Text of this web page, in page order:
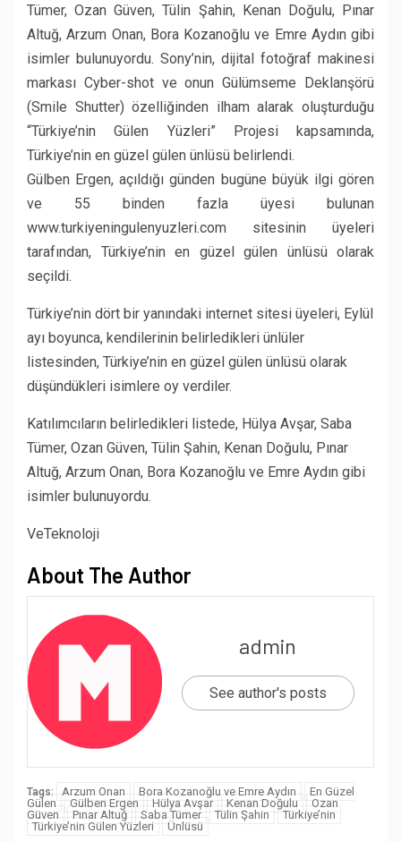
Tümer, Ozan Güven, Tülin Şahin, Kenan Doğulu, Pınar
Altuğ, Arzum Onan, Bora Kozanoğlu ve Emre Aydın gibi
isimler bulunuyordu. Sony’nin, dijital fotoğraf makinesi
markası Cyber-shot ve onun Gülümseme Deklanşörü
(Smile Shutter) özelliğinden ilham alarak oluşturduğu
“Türkiye’nin Gülen Yüzleri” Projesi kapsamında,
Türkiye’nin en güzel gülen ünlüsü belirlendi.
Gülben Ergen, açıldığı günden bugüne büyük ilgi gören
ve 55 binden fazla üyesi bulunan
www.turkiyeningulenyuzleri.com sitesinin üyeleri
tarafından, Türkiye’nin en güzel gülen ünlüsü olarak
seçildi.
Türkiye’nin dört bir yanındaki internet sitesi üyeleri, Eylül
ayı boyunca, kendilerinin belirledikleri ünlüler
listesinden, Türkiye’nin en güzel gülen ünlüsü olarak
düşündükleri isimlere oy verdiler.
Katılımcıların belirledikleri listede, Hülya Avşar, Saba
Tümer, Ozan Güven, Tülin Şahin, Kenan Doğulu, Pınar
Altuğ, Arzum Onan, Bora Kozanoğlu ve Emre Aydın gibi
isimler bulunuyordu.
VeTeknoloji
About The Author
admin
See author's posts
Tags: Arzum Onan Bora Kozanoğlu ve Emre Aydın
En Güzel
Gülen
Gülben Ergen Hülya Avşar Kenan Doğulu
Ozan
Güven
Pınar Altuğ Saba Tümer Tülin Şahin
Türkiye’nin
Türkiye’nin Gülen Yüzleri
Ünlüsü